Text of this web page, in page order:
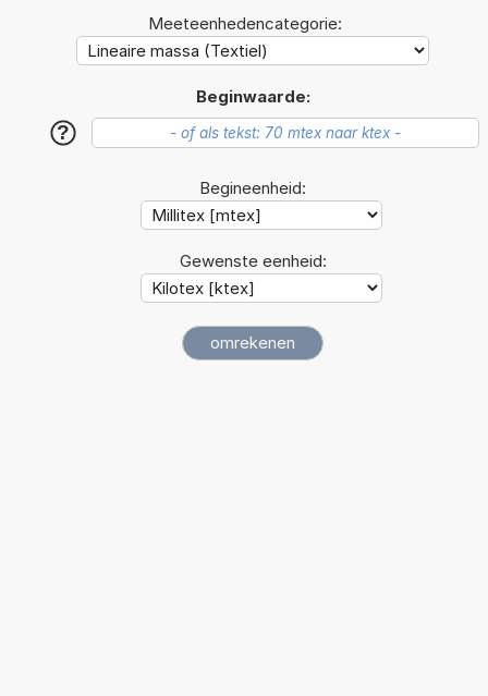
Meeteenhedencategorie:
Beginwaarde:
?
Begineenheid:
Gewenste eenheid: